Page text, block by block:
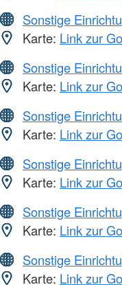
Sonstige
Karte: Link zur
Sonstige
Karte: Link zur
Sonstige
Karte: Link zur
Sonstige
Karte: Link zur
Sonstige
Karte: Link zur
Sonstige
Karte: Link zur